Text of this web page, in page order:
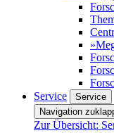
Service
Service
Navigation
Zur Übersicht: